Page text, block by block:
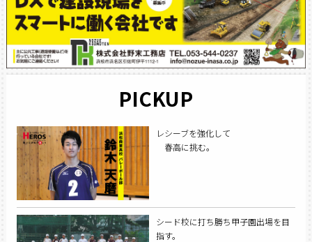
PICKUP
レシーブを強化して
春高に挑む。
シード校に打ち勝ち甲子園出場を目
指す。